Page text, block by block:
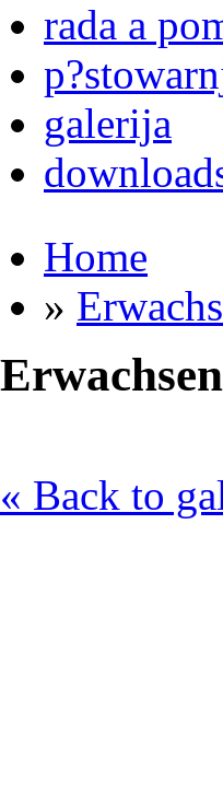
rada a
galerija
You are here
Home
»
« Back to